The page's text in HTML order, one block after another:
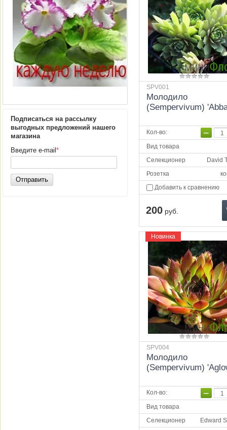
Подписаться на рассылку
выгодных предложений нашего
магазина
Введите e-mail *
Отправить
SPV001
Молодило
(Sempervivum)
Кол-во: −
Вид товара
Селекционер
David
Розетка
Добавить к сравнению
200 руб.
Новинка
SPV004
Молодило
(Sempervivum)
Кол-во: −
Вид товара
Селекционер
Edward